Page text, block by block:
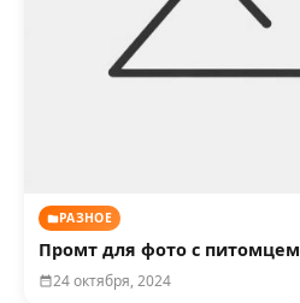
РАЗНОЕ
Промт для фото с питомцем
24 октября, 2024